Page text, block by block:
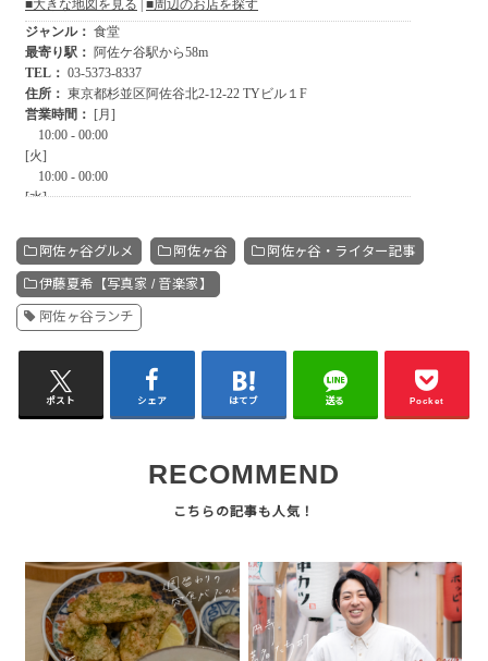
阿佐ヶ谷グルメ 阿佐ヶ谷 阿佐ヶ谷・ライター記事
伊藤夏希【写真家 / 音楽家】
阿佐ヶ谷ランチ
ポスト シェア はてブ 送る Pocket
RECOMMEND